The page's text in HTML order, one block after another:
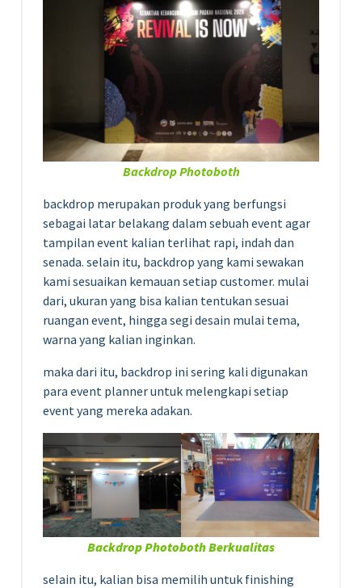
Backdrop Photoboth
backdrop merupakan produk yang berfungsi
sebagai latar belakang dalam sebuah event agar
tampilan event kalian terlihat rapi, indah dan
senada. selain itu, backdrop yang kami sewakan
kami sesuaikan kemauan setiap customer. mulai
dari, ukuran yang bisa kalian tentukan sesuai
ruangan event, hingga segi desain mulai tema,
warna yang kalian inginkan.
maka dari itu, backdrop ini sering kali digunakan
para event planner untuk melengkapi setiap
event yang mereka adakan.
Backdrop Photoboth Berkualitas
seIain itu, kalian bisa memilih untuk finishing